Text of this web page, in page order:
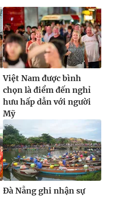
Việt Nam được bình
chọn là điểm đến nghỉ
hưu hấp dẫn với người
Mỹ
Đà Nẵng ghi nhận sự